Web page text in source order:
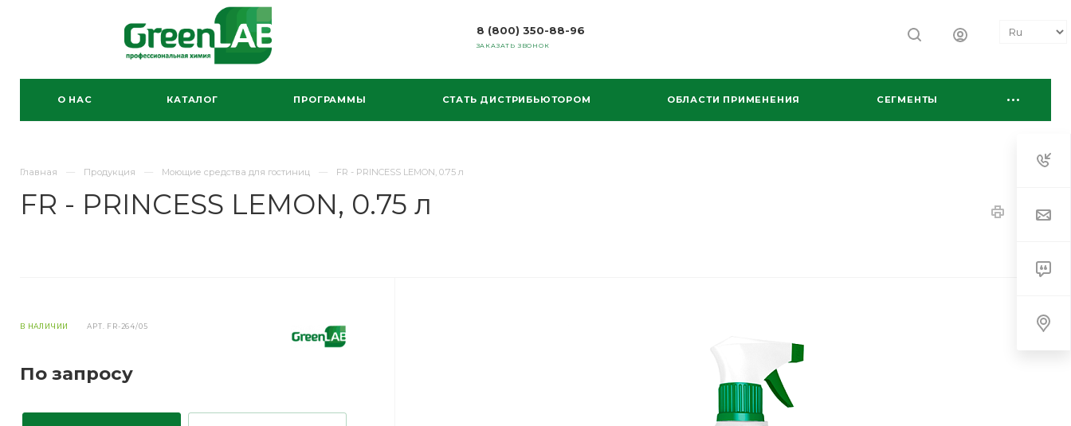
8 (800) 350-88-96
ЗАКАЗАТЬ ЗВОНОК
О НАС КАТАЛОГ ПРОГРАММЫ СТАТЬ ДИСТРИБЬЮТОРОМ ОБЛАСТИ ПРИМЕНЕНИЯ СЕГМЕНТЫ
Главная Продукция Моющие средства для гостиниц FR - PRINCESS LEMON, 0.75 л
FR - PRINCESS LEMON, 0.75 л
В НАЛИЧИИ АРТ. FR-264/05
По запросу